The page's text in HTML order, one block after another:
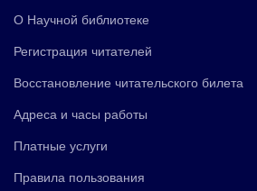
О Научной библиотеке
Регистрация читателей
Восстановление читательского билета
Адреса и часы работы
Платные услуги
Правила пользования